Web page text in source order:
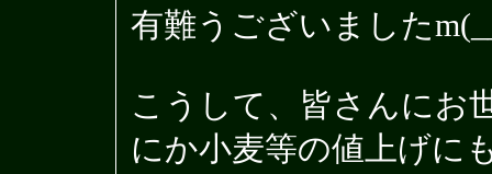
有難うございました
こうして、皆さんにお
にか小麦等の値上げに